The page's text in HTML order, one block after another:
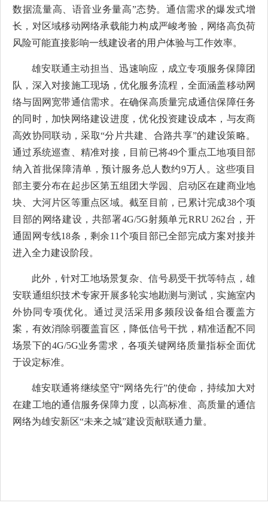
数据流量高、语音业务量高”态势。通信需求的爆发式增
长，对区域移动网络承载能力构成严峻考验，网络高负荷
风险可能直接影响一线建设者的用户体验与工作效率。
雄安联通主动担当、迅速响应，成立专项服务保障团
队，深入对接施工现场，优化服务流程，全面涵盖移动网
络与固网宽带通信需求。在确保高质量完成通信保障任务
的同时，加快网络建设进度，优化投资建设成本，与友商
高效协同联动，采取“分片共建、合路共享”的建设策略。
通过系统巡查、精准对接，目前已将49个重点工地项目部
纳入首批保障清单，预计服务总人数约9万人。这些项目
部主要分布在起步区第五组团大学园、启动区在建商业地
块、大河片区等重点区域。截至目前，已累计完成38个项
目部的网络建设，共部署4G/5G射频单元RRU 262台，开
通固网专线18条，剩余11个项目部已全部完成方案对接并
进入全力建设阶段。
此外，针对工地场景复杂、信号易受干扰等特点，雄
安联通组织技术专家开展多轮实地勘测与测试，实施室内
外协同专项优化。通过灵活采用多频段设备组合覆盖方
案，有效消除弱覆盖盲区，降低信号干扰，精准适配不同
场景下的4G/5G业务需求，各项关键网络质量指标全面优
于设定标准。
雄安联通将继续坚守“网络先行”的使命，持续加大对
在建工地的通信服务保障力度，以高标准、高质量的通信
网络为雄安新区“未来之城”建设贡献联通力量。